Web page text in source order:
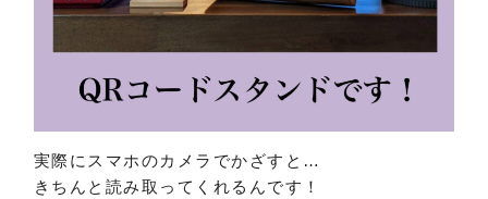
実際にスマホのカメラでかざすと…
きちんと読み取ってくれるんです！